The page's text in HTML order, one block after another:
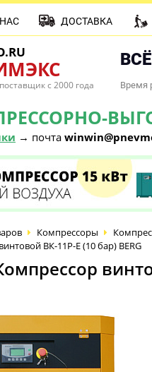
с 2000 года Время
→ почта
ДОСТАВКА
Компрессоры
ВК-11Р-E (10 бар) BERG